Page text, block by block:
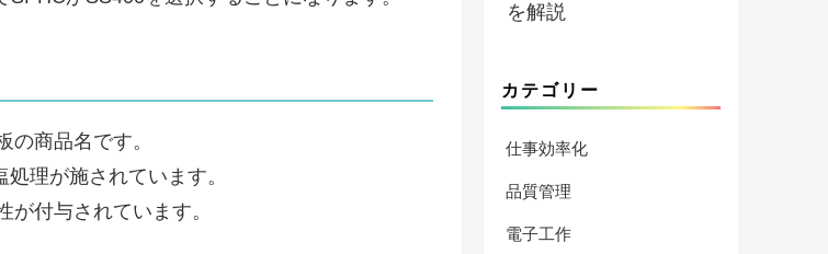
商品名です。
理が施されています。
付与されています。
を解説
カテゴリー
仕事効率化
品質管理
電子工作